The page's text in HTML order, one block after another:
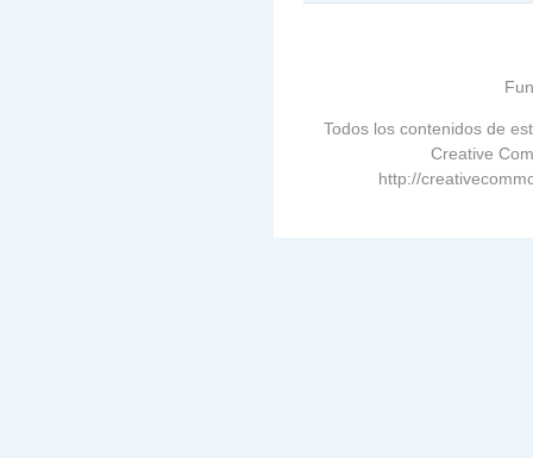
Todos los contenidos de
Creative
http://